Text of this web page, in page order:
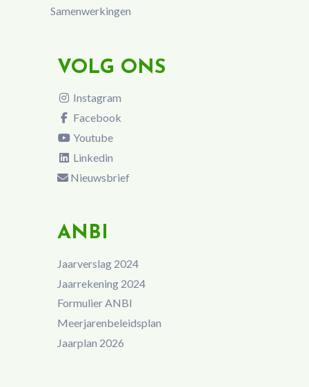
Samenwerkingen
VOLG ONS
Instagram
Facebook
Youtube
Linkedin
Nieuwsbrief
ANBI
Jaarverslag 2024
Jaarrekening 2024
Formulier ANBI
Meerjarenbeleidsplan
Jaarplan 2026